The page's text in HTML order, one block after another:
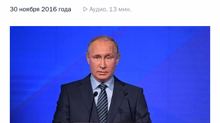
30 ноября 2016 года Аудио, 13 мин.